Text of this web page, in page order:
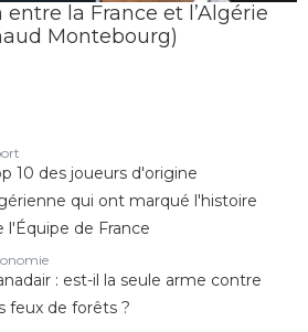
la France et l’Algérie
Montebourg)
10 des joueurs d'origine
qui ont marqué l'histoire
l'Équipe de France
: est-il la seule arme contre
feux de forêts ?